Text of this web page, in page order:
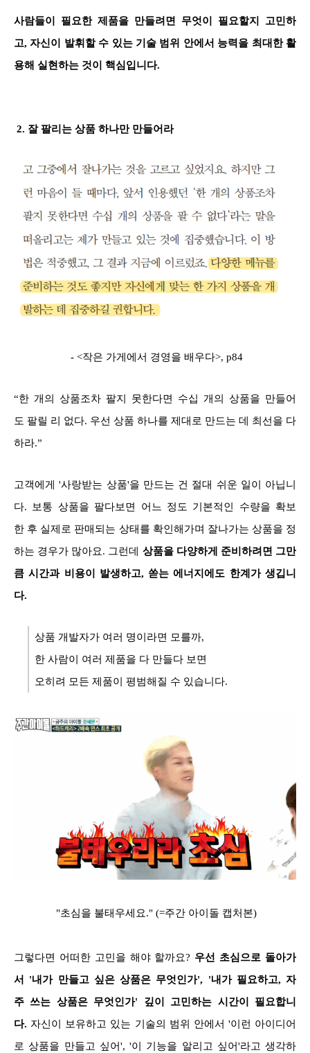
사람들이 필요한 제품을 만들려면 무엇이 필요할지 고민하
고, 자신이 발휘할 수 있는 기술 범위 안에서 능력을 최대한 활
용해 실현하는 것이 핵심입니다.
2. 잘 팔리는 상품 하나만 만들어라
- <작은 가게에서 경영을 배우다>, p84
“한 개의 상품조차 팔지 못한다면 수십 개의 상품을 만들어
도 팔릴 리 없다. 우선 상품 하나를 제대로 만드는 데 최선을 다
하라.”
고객에게 '사랑받는 상품'을 만드는 건 절대 쉬운 일이 아닙니
다. 보통 상품을 팔다보면 어느 정도 기본적인 수량을 확보
한 후 실제로 판매되는 상태를 확인해가며 잘나가는 상품을 정
하는 경우가 많아요. 그런데 상품을 다양하게 준비하려면 그만
큼 시간과 비용이 발생하고, 쏟는 에너지에도 한계가 생깁니
다.
상품 개발자가 여러 명이라면 모를까,
한 사람이 여러 제품을 다 만들다 보면
오히려 모든 제품이 평범해질 수 있습니다.
"초심을 불태우세요." (=주간 아이돌 캡처본)
그렇다면 어떠한 고민을 해야 할까요? 우선 초심으로 돌아가
서 '내가 만들고 싶은 상품은 무엇인가', '내가 필요하고, 자
주 쓰는 상품은 무엇인가' 깊이 고민하는 시간이 필요합니
다. 자신이 보유하고 있는 기술의 범위 안에서 '이런 아이디어
로 상품을 만들고 싶어', '이 기능을 알리고 싶어'라고 생각하